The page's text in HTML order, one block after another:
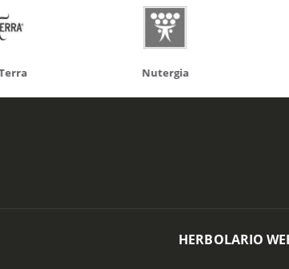
100%
HERBOLARIO